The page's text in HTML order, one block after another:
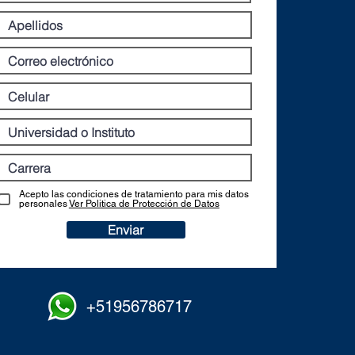
Acepto las condiciones de tratamiento para mis datos
personalesVer Politica de Protección de Datos
Enviar
+51956786717